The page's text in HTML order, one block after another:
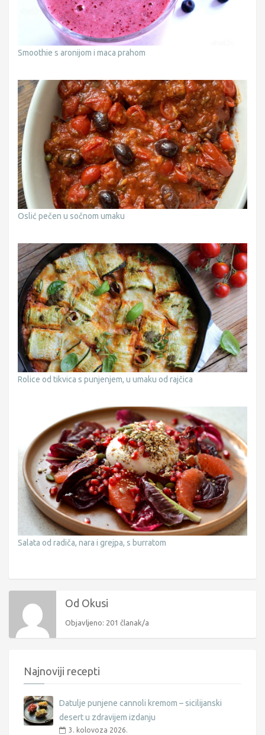
Smoothie s aronijom i maca prahom
Oslić pečen u sočnom umaku
Rolice od tikvica s punjenjem, u umaku od rajčica
Salata od radiča, nara i grejpa, s burratom
Od Okusi
Objavljeno: 201 članak/a
Najnoviji recepti
Datulje punjene cannoli kremom – sicilijanski
desert u zdravijem izdanju
3. kolovoza 2026.